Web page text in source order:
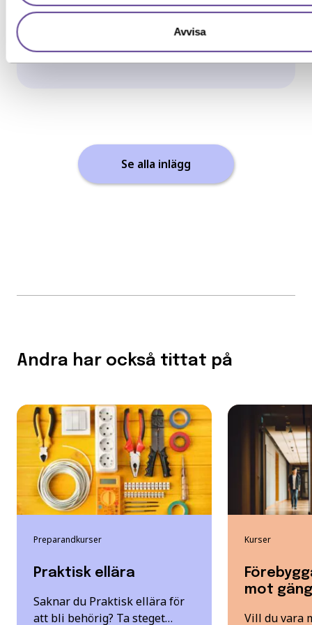
Avvisa
och vill komplettera med...
Se alla inlägg
Andra har också tittat på
Preparandkurser
Praktisk ellära
Saknar du Praktisk ellära för
att bli behörig? Ta steget…
Kurser
mot
Vill du vara